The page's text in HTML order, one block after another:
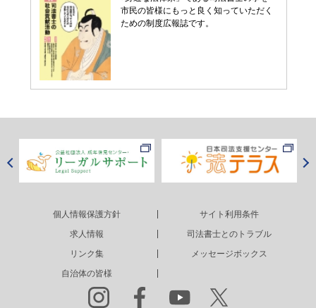
市民の皆様にもっと良く知っていただく
ための制度広報誌です。
個人情報保護方針
サイト利用条件
求人情報
司法書士とのトラブル
リンク集
メッセージボックス
自治体の皆様